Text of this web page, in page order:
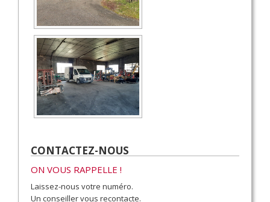
CONTACTEZ-NOUS
ON VOUS RAPPELLE !
Laissez-nous votre numéro.
Un conseiller vous recontacte.